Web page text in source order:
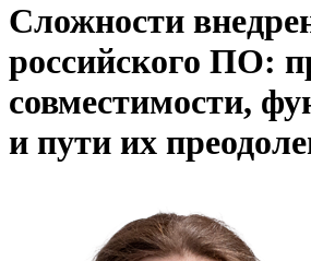
Сложности
российского ПО:
совместимости,
и пути их